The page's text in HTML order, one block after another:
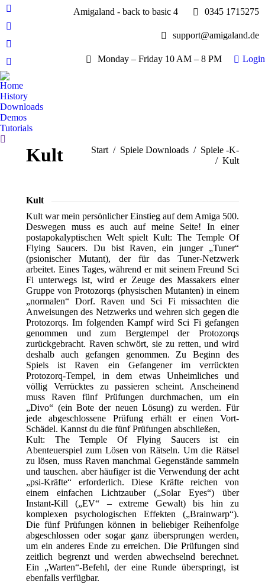
Facebook
page
opens
new
window
YouTube
page
opens
in
new
window
Whatsapp
page
opens
in
new
window
E-
Mail
page
opens
in
new
Amigaland - back to basic 4 0345 1715275
support@amigaland.de
Monday – Friday 10 AM – 8 PM Login
Home
History
Downloads
Demos
Tutorials
Search:
Kult Sie befinden sich hier:
Start Spiele Downloads
Spiele -K-
Kult
Kult
Kult war mein persönlicher Einstieg auf dem Amiga 500.
Deswegen muss es auch auf meine Seite! In einer
postapokalyptischen Welt spielt Kult: The Temple Of
Flying Saucers. Du bist Raven, ein junger „Tuner“
(psionischer Mutant), der für das Tuner-Netzwerk
arbeitet. Eines Tages, während er mit seinem Freund Sci
Fi unterwegs ist, wird er Zeuge des Massakers einer
Gruppe von Protozorqs (physischen Mutanten) in einem
„normalen“ Dorf. Raven und Sci Fi missachten die
Anweisungen des Netzwerks und wehren sich gegen die
Protozorqs. Im folgenden Kampf wird Sci Fi gefangen
genommen und zum Bergtempel der Protozorqs
zurückgebracht. Raven schwört, sie zu retten, und wird
deshalb auch gefangen genommen. Zu Beginn des
Spiels ist Raven ein Gefangener im verrückten
Protozorq-Tempel, in dem etwas Unheimliches und
völlig Verrücktes zu passieren scheint. Anscheinend
muss Raven fünf Prüfungen durchmachen, um ein
„Divo“ (ein Bote der neuen Lösung) zu werden. Für
jede abgeschlossene Prüfung erhält er einen Vort-
Schädel. Kannst du die fünf Prüfungen abschließen,
Kult: The Temple Of Flying Saucers ist ein
Abenteuerspiel zum Lösen von Rätseln. Um die Rätsel
zu lösen, muss Raven manchmal Gegenstände sammeln
und tauschen. aber häufiger ist die Verwendung der acht
„psi-Kräfte“ erforderlich. Diese Kräfte reichen von
einem einfachen Lichtzauber („Solar Eyes“) über
Instant-Kill („EV“ – extreme Gewalt) bis hin zu
komplexen psychologischen Effekten („Brainwarp“).
Die fünf Prüfungen können in beliebiger Reihenfolge
abgeschlossen oder sogar ganz übersprungen werden,
um ein anderes Ende zu erreichen. Die Prüfungen sind
zeitlich begrenzt und werden abwechselnd berechnet.
Ein „Warten“-Befehl, der eine Runde überspringt, ist
ebenfalls verfügbar.